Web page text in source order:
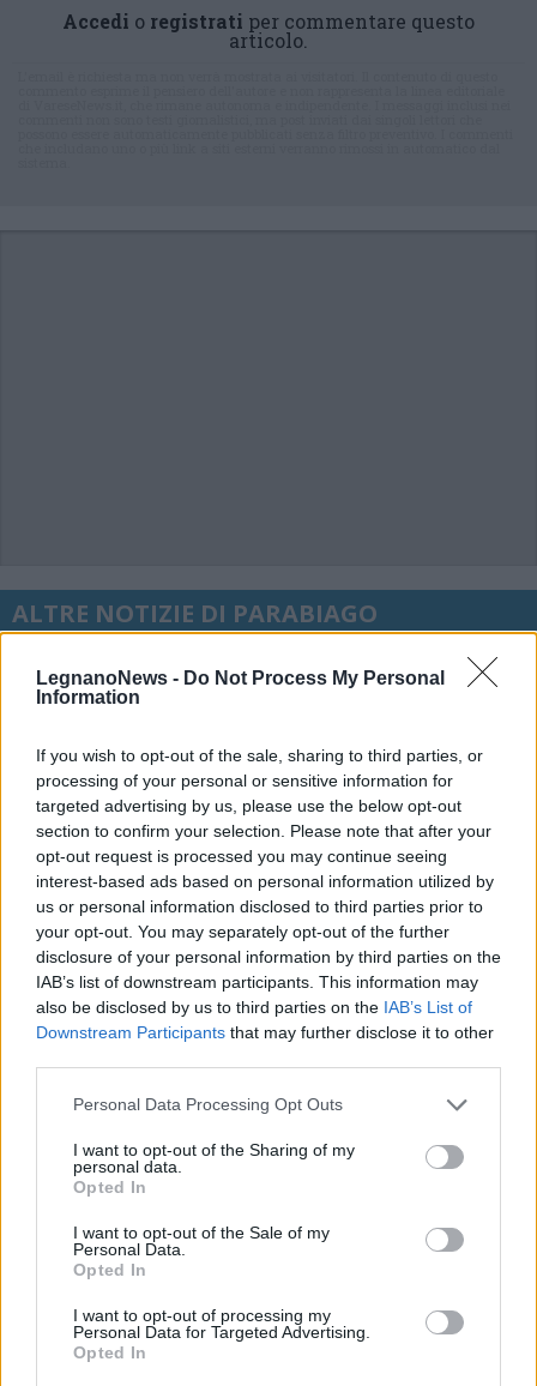
LegnanoNews - Do Not Process My Personal
Information
If you wish to opt-out of the sale, sharing to third parties, or
processing of your personal or sensitive information for
targeted advertising by us, please use the below opt-out
section to confirm your selection. Please note that after your
opt-out request is processed you may continue seeing
interest-based ads based on personal information utilized by
us or personal information disclosed to third parties prior to
your opt-out. You may separately opt-out of the further
disclosure of your personal information by third parties on the
IAB’s list of downstream participants. This information may
also be disclosed by us to third parties on the IAB’s List of
Downstream Participants that may further disclose it to other
Personal Data Processing Opt Outs
I want to opt-out of the Sharing of my
personal data.
Opted In
I want to opt-out of the Sale of my
Personal Data.
Opted In
I want to opt-out of processing my
Personal Data for Targeted Advertising.
Opted In
Accedi o registrati per commentare questo
articolo.
ALTRE NOTIZIE DI PARABIAGO
VIABILITÀ
Weekend da “bollino nero” per
l’esodo estivo. Previsti oltre 25
milioni di mezzi in viaggio